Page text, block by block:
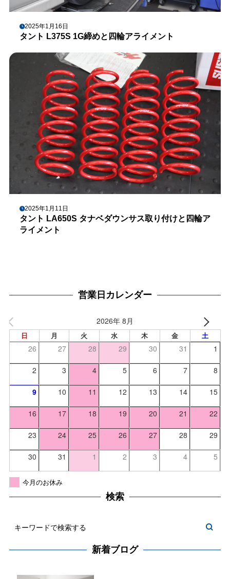
2025年1月16日
タント L375S 1G締めと四輪アライメント
2025年1月11日
タント LA650S タナベダウンサス取り付けと四輪ア
ライメント
営業日カレンダー
2026年 8月
日 月 火 水 木 金 土
26 27 28 29 30 31 1
2 3 4 5 6 7 8
9 10 11 12 13 14 15
16 17 18 19 20 21 22
23 24 25 26 27 28 29
30 31 1 2 3 4 5
今月のお休み
検索
新着ブログ